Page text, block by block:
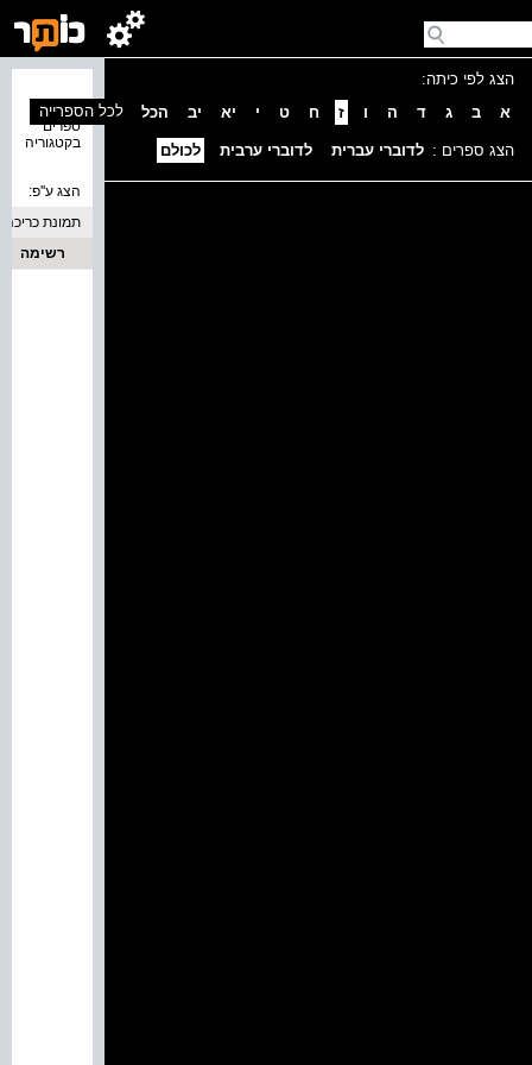
הצג לפי כיתה:
א
ב ג ד ה ו ז ח ט י יא יב הכל
הצג ספרים : לדוברי עברית לדוברי ערבית לכולם
ספרים
בקטגוריה
לכל הספרייה
הצג ע''פ:
תמונת כריכה
רשימה